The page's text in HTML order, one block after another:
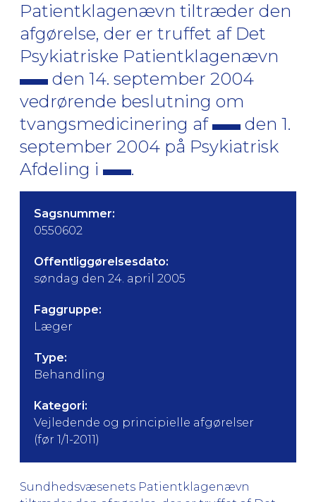
Patientklagenævn tiltræder den
afgørelse, der er truffet af Det
Psykiatriske Patientklagenævn
den 14. september 2004
vedrørende beslutning om
tvangsmedicinering af
den 1.
september 2004 på Psykiatrisk
Afdeling i
.
Sagsnummer:
0550602
Offentliggørelsesdato:
søndag den 24. april 2005
Faggruppe:
Læger
Type:
Behandling
Kategori:
Vejledende og principielle afgørelser
(før 1/1-2011)
Sundhedsvæsenets Patientklagenævn